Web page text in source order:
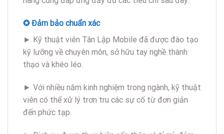
✪ Đảm bảo chuẩn xác
► Kỹ thuật viên Tân Lập Mobile đã được đào tạo
kỹ lưỡng về chuyên môn, sở hữu tay nghề thành
thạo và khéo léo.
► Với nhiều năm kinh nghiệm trong ngành, kỹ thuật
viên có thể xử lý trơn tru các sự cố từ đơn giản
đến phức tạp.